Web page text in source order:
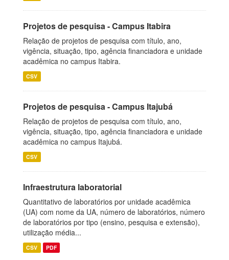
Projetos de pesquisa - Campus Itabira
Relação de projetos de pesquisa com título, ano,
vigência, situação, tipo, agência financiadora e unidade
acadêmica no campus Itabira.
CSV
Projetos de pesquisa - Campus Itajubá
Relação de projetos de pesquisa com título, ano,
vigência, situação, tipo, agência financiadora e unidade
acadêmica no campus Itajubá.
CSV
Infraestrutura laboratorial
Quantitativo de laboratórios por unidade acadêmica
(UA) com nome da UA, número de laboratórios, número
de laboratórios por tipo (ensino, pesquisa e extensão),
utilização média...
CSV PDF